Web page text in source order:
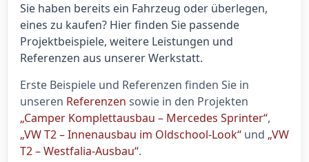
Sie haben bereits ein Fahrzeug oder überlegen,
eines zu kaufen? Hier finden Sie passende
Projektbeispiele, weitere Leistungen und
Referenzen aus unserer Werkstatt.
Erste Beispiele und Referenzen finden Sie in
unseren Referenzen sowie in den Projekten
„Camper Komplettausbau – Mercedes Sprinter“,
„VW T2 – Innenausbau im Oldschool-Look“ und „VW
T2 – Westfalia-Ausbau“.